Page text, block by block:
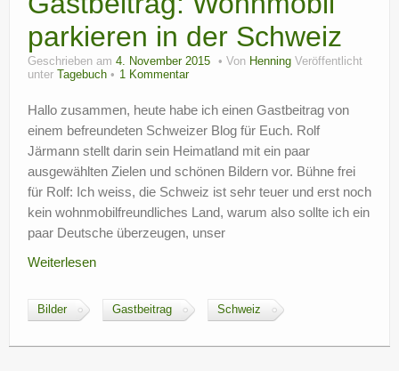
Freizeit
Wohnmobil-Technik
?
parkieren in der Schweiz
Geschrieben am 4. November 2015 Von Henning Veröffentlicht
unter
Tagebuch 1 Kommentar
Hallo zusammen, heute habe ich einen Gastbeitrag von
einem befreundeten Schweizer Blog für Euch. Rolf
Järmann stellt darin sein Heimatland mit ein paar
ausgewählten Zielen und schönen Bildern vor. Bühne frei
für Rolf: Ich weiss, die Schweiz ist sehr teuer und erst noch
kein wohnmobilfreundliches Land, warum also sollte ich ein
paar Deutsche überzeugen, unser
Weiterlesen
Bilder Gastbeitrag Schweiz